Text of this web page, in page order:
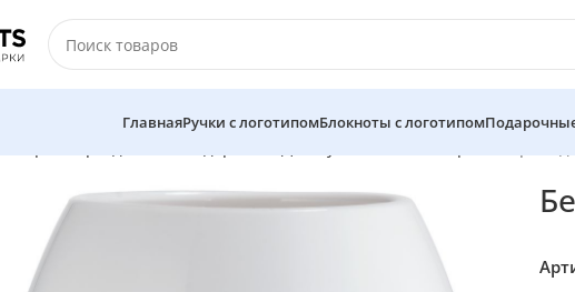
ГлавнаяРучки с логотипомБлокноты с логотипом